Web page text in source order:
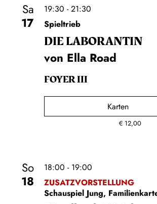
Sa
17
19:30 - 21:30
Spieltrieb
DIE LA­BO­RAN­TIN
von Ella Road
FOYER III
Karten
€ 12,00
So
18
18:00 - 19:00
ZUSATZVORSTELLUNG
Schauspiel Jung,